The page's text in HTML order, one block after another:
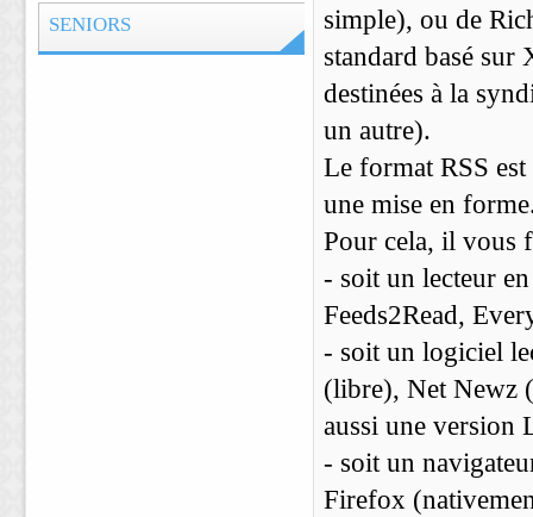
SENIORS
simple), ou de
standard basé
destinées à la
un autre).
Le format RSS
une mise en
Pour cela, il vous
- soit un lecteur
Feeds2Read,
- soit un logiciel
(libre), Net Newz
aussi une version
- soit un
Firefox